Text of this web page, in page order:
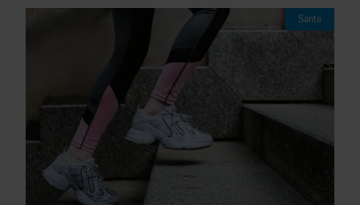
Sante